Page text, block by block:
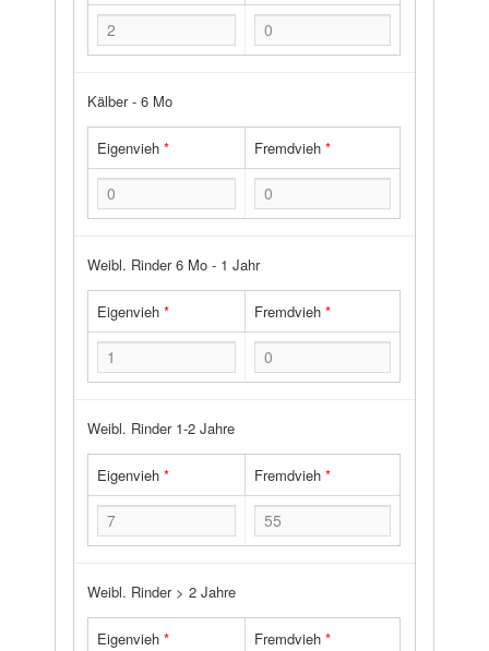
Kälber - 6 Mo
Eigenvieh* Fremdvieh*
Weibl. Rinder 6 Mo - 1 Jahr
Eigenvieh* Fremdvieh*
Weibl. Rinder 1-2 Jahre
Eigenvieh* Fremdvieh*
Weibl. Rinder > 2 Jahre
Eigenvieh* Fremdvieh*